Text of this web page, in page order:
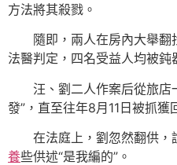
方法將其殺戮。
隨即，兩人在房內大舉翻
法醫判定，四名受益人均被鈍
汪、劉二人作案后從旅店
發”，直至往年8月11日被抓獲
在法庭上，劉忽然翻供，
養些供述“是我編的”。